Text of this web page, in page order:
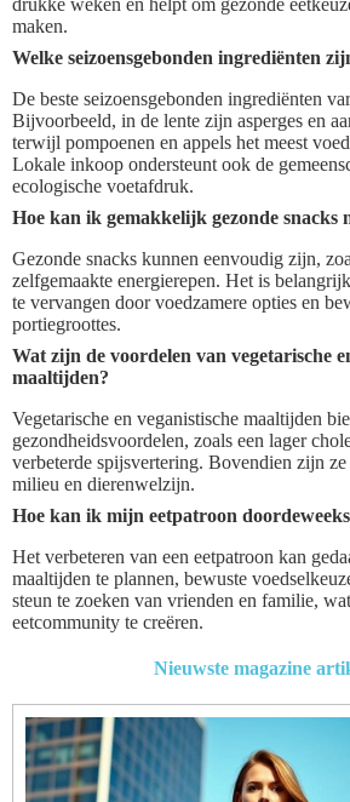
drukke weken en helpt om gezonde
maken.
Welke seizoensgebonden ingrediënten
De beste seizoensgebonden ingrediënten
Bijvoorbeeld, in de lente zijn asperges en
terwijl pompoenen en appels het meest
Lokale inkoop ondersteunt ook de
ecologische voetafdruk.
Hoe kan ik gemakkelijk gezonde snacks
Gezonde snacks kunnen eenvoudig zijn,
zelfgemaakte energierepen. Het is
te vervangen door voedzamere opties en
portiegroottes.
Wat zijn de voordelen van vegetarische
maaltijden?
Vegetarische en veganistische maaltijden
gezondheidsvoordelen, zoals een lager
verbeterde spijsvertering. Bovendien zijn
milieu en dierenwelzijn.
Hoe kan ik mijn eetpatroon
Het verbeteren van een eetpatroon kan
maaltijden te plannen, bewuste
steun te zoeken van vrienden en familie,
eetcommunity te creëren.
Nieuwste magazine